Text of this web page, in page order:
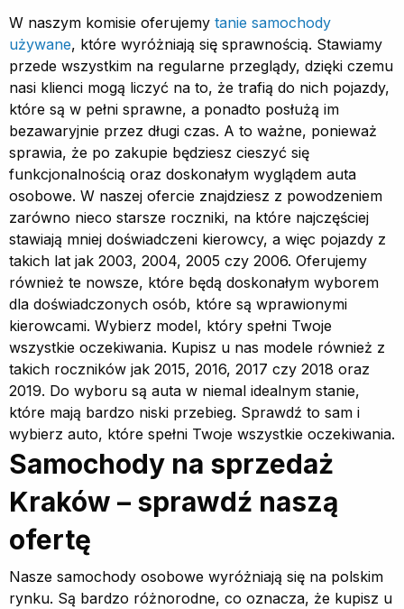
W naszym komisie oferujemy tanie samochody
używane, które wyróżniają się sprawnością. Stawiamy
przede wszystkim na regularne przeglądy, dzięki czemu
nasi klienci mogą liczyć na to, że trafią do nich pojazdy,
które są w pełni sprawne, a ponadto posłużą im
bezawaryjnie przez długi czas. A to ważne, ponieważ
sprawia, że po zakupie będziesz cieszyć się
funkcjonalnością oraz doskonałym wyglądem auta
osobowe. W naszej ofercie znajdziesz z powodzeniem
zarówno nieco starsze roczniki, na które najczęściej
stawiają mniej doświadczeni kierowcy, a więc pojazdy z
takich lat jak 2003, 2004, 2005 czy 2006. Oferujemy
również te nowsze, które będą doskonałym wyborem
dla doświadczonych osób, które są wprawionymi
kierowcami. Wybierz model, który spełni Twoje
wszystkie oczekiwania. Kupisz u nas modele również z
takich roczników jak 2015, 2016, 2017 czy 2018 oraz
2019. Do wyboru są auta w niemal idealnym stanie,
które mają bardzo niski przebieg. Sprawdź to sam i
wybierz auto, które spełni Twoje wszystkie oczekiwania.
Samochody na sprzedaż
Kraków – sprawdź naszą
ofertę
Nasze samochody osobowe wyróżniają się na polskim
rynku. Są bardzo różnorodne, co oznacza, że kupisz u